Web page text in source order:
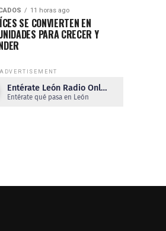
11 horas ago
SE CONVIERTEN EN
PARA CRECER Y
ADVERTISEMENT